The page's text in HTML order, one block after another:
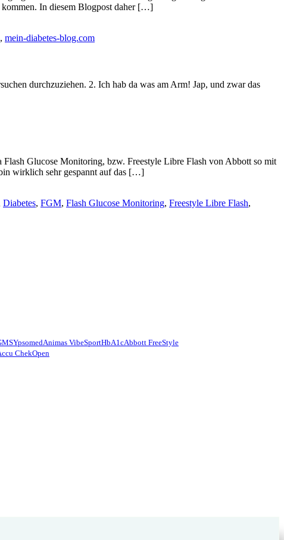
kommen. In diesem Blogpost daher […]
, mein-diabetes-blog.com
durchzuziehen. 2. Ich hab da was am Arm! Jap, und zwar das
Flash Glucose Monitoring, bzw. Freestyle Libre Flash von Abbott so mit
wirklich sehr gespannt auf das […]
Diabetes, FGM, Flash Glucose Monitoring, Freestyle Libre Flash,
YpsomedAnimas VibeSportHbA1cAbbott FreeStyle
ChekOpen